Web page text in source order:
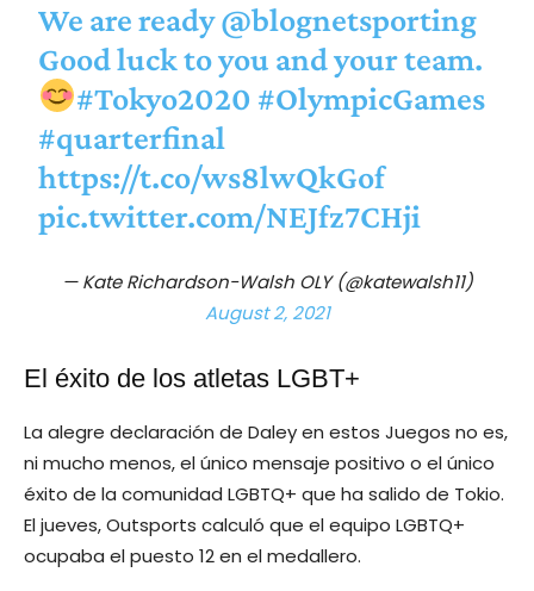
We are ready@blognetsporting
Good luck to you and your team.
#Tokyo2020 #OlympicGames
#quarterfinal
https://t.co/ws8lwQkGof
pic.twitter.com/NEJfz7CHji
— Kate Richardson-Walsh OLY (@katewalsh11)
August 2, 2021
El éxito de los atletas LGBT+
La alegre declaración de Daley en estos Juegos no es,
ni mucho menos, el único mensaje positivo o el único
éxito de la comunidad LGBTQ+ que ha salido de Tokio.
El jueves, Outsports calculó que el equipo LGBTQ+
ocupaba el puesto 12 en el medallero.